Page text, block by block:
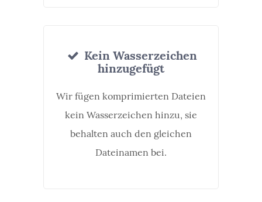
Kein Wasserzeichen
hinzugefügt
Wir fügen komprimierten Dateien
kein Wasserzeichen hinzu, sie
behalten auch den gleichen
Dateinamen bei.